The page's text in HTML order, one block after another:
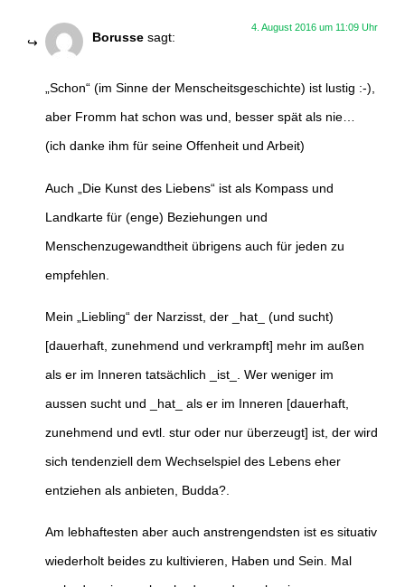
Borusse sagt:
4. August 2016 um 11:09 Uhr
„Schon“ (im Sinne der Menscheitsgeschichte) ist lustig :-),
aber Fromm hat schon was und, besser spät als nie…
(ich danke ihm für seine Offenheit und Arbeit)
Auch „Die Kunst des Liebens“ ist als Kompass und
Landkarte für (enge) Beziehungen und
Menschenzugewandtheit übrigens auch für jeden zu
empfehlen.
Mein „Liebling“ der Narzisst, der _hat_ (und sucht)
[dauerhaft, zunehmend und verkrampft] mehr im außen
als er im Inneren tatsächlich _ist_. Wer weniger im
aussen sucht und _hat_ als er im Inneren [dauerhaft,
zunehmend und evtl. stur oder nur überzeugt] ist, der wird
sich tendenziell dem Wechselspiel des Lebens eher
entziehen als anbieten, Budda?.
Am lebhaftesten aber auch anstrengendsten ist es situativ
wiederholt beides zu kultivieren, Haben und Sein. Mal